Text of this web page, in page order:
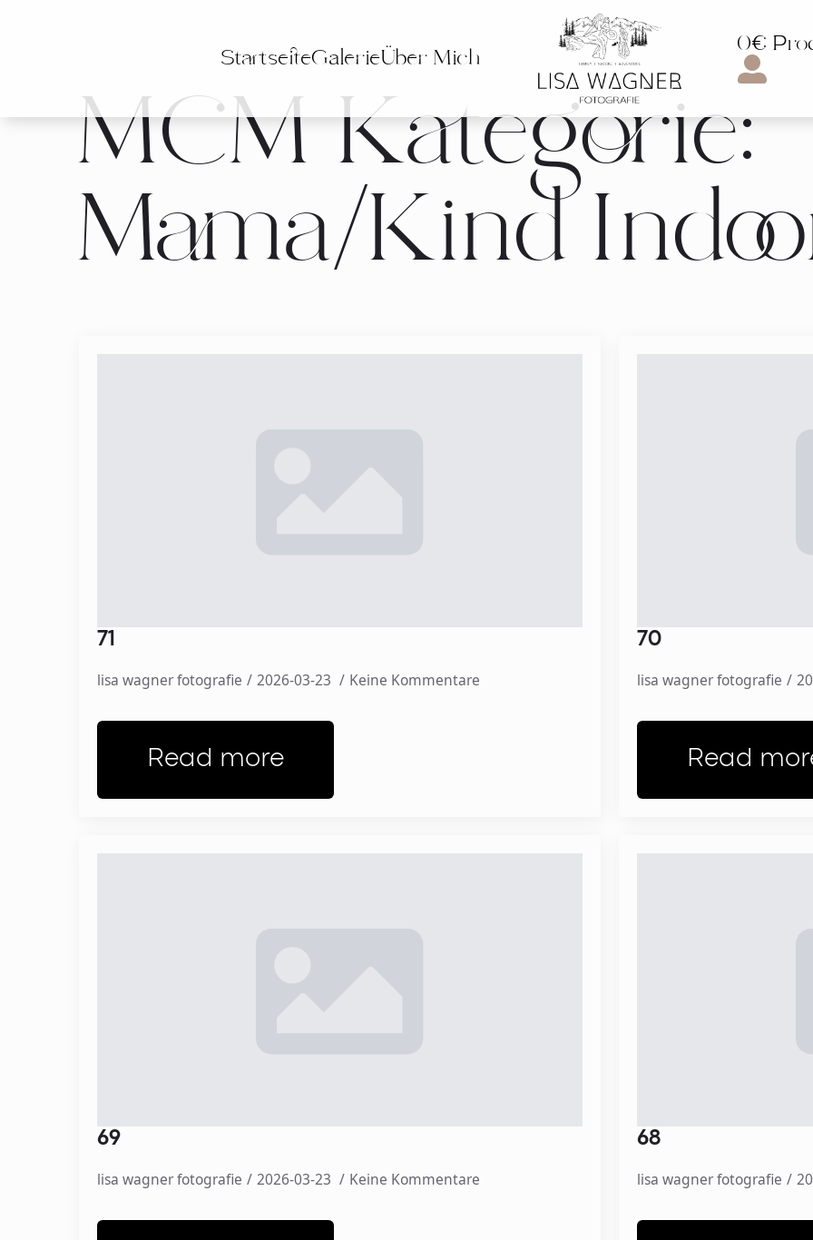
StartseiteGalerieÜber Mich 0€
MCM Kategorie:
Mama/Kind
71
lisa wagner fotografie 2026-03-23 Keine Kommentare
Read more
70
lisa wagner fotografie
Read
69
lisa wagner fotografie 2026-03-23 Keine Kommentare
68
lisa wagner fotografie